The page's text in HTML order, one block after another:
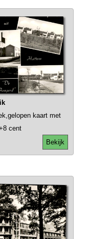
kaart met
cent
Bekijk